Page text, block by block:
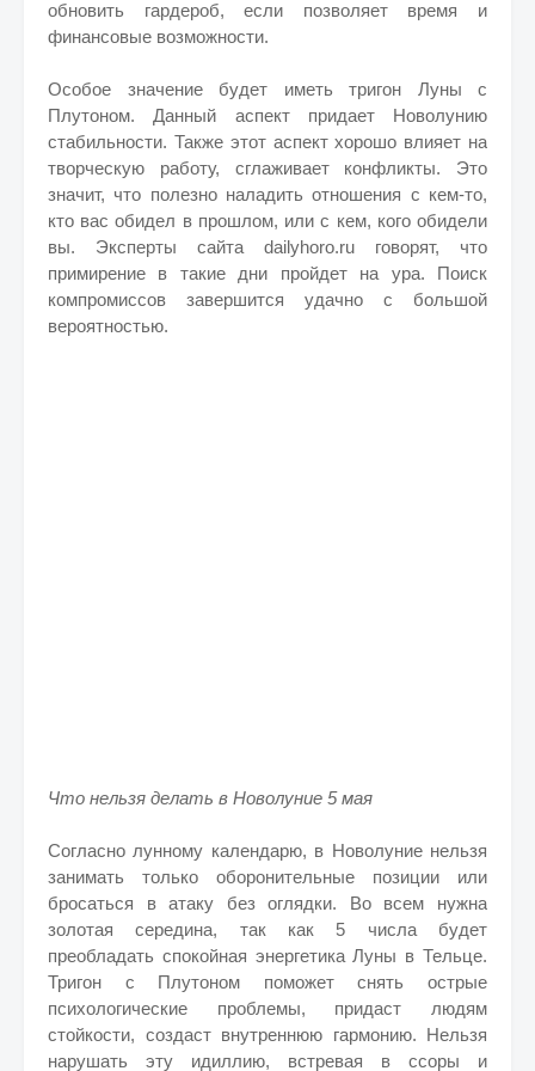
обновить гардероб, если позволяет время и
финансовые возможности.
Особое значение будет иметь тригон Луны с
Плутоном. Данный аспект придает Новолунию
стабильности. Также этот аспект хорошо влияет на
творческую работу, сглаживает конфликты. Это
значит, что полезно наладить отношения с кем-то,
кто вас обидел в прошлом, или с кем, кого обидели
вы. Эксперты сайта dailyhoro.ru говорят, что
примирение в такие дни пройдет на ура. Поиск
компромиссов завершится удачно с большой
вероятностью.
Что нельзя делать в Новолуние 5 мая
Согласно лунному календарю, в Новолуние нельзя
занимать только оборонительные позиции или
бросаться в атаку без оглядки. Во всем нужна
золотая середина, так как 5 числа будет
преобладать спокойная энергетика Луны в Тельце.
Тригон с Плутоном поможет снять острые
психологические проблемы, придаст людям
стойкости, создаст внутреннюю гармонию. Нельзя
нарушать эту идиллию, встревая в ссоры и